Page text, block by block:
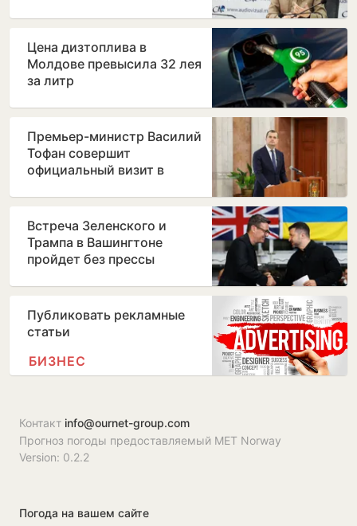
Вицу
Цена дизтоплива в
Молдове превысила 32 лея
за литр
Премьер-министр Василий
Тофан совершит
официальный визит в
Встреча Зеленского и
Трампа в Вашингтоне
пройдет без прессы
Публиковать рекламные
статьи
БИЗНЕС
Контакт info@ournet-group.com
Прогноз погоды предоставляемый MET Norway
Version: 0.2.2
Погода на вашем сайте